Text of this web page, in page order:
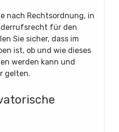
nach Rechtsordnung, in
für den
Sie sicher, dass im
ist, ob und wie dieses
werden kann und
gelten.